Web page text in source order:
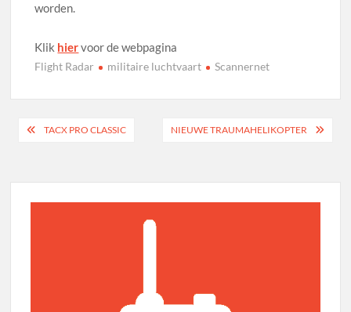
worden.
Klik hiervoor de webpagina
Flight Radar militaire luchtvaart Scannernet
Bericht
TACX PRO CLASSIC NIEUWE TRAUMAHELIKOPTER